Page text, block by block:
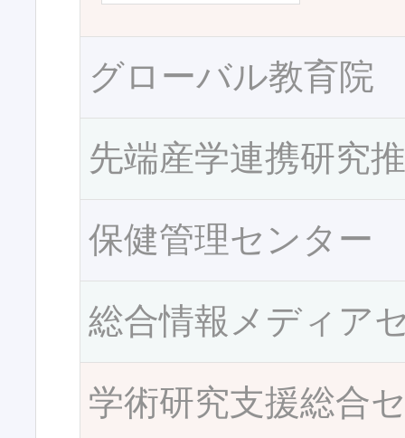
グローバル教育院
先端産学連携研究
保健管理センター
総合情報メディア
学術研究支援総合